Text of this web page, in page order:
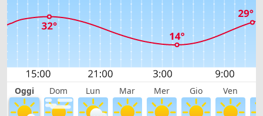
Oggi Dom Lun Mar Mer Gio Ven